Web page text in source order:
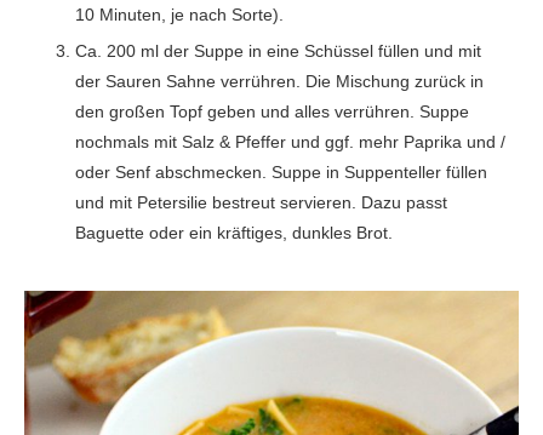
10 Minuten, je nach Sorte).
Ca. 200 ml der Suppe in eine Schüssel füllen und mit
der Sauren Sahne verrühren. Die Mischung zurück in
den großen Topf geben und alles verrühren. Suppe
nochmals mit Salz & Pfeffer und ggf. mehr Paprika und /
oder Senf abschmecken. Suppe in Suppenteller füllen
und mit Petersilie bestreut servieren. Dazu passt
Baguette oder ein kräftiges, dunkles Brot.